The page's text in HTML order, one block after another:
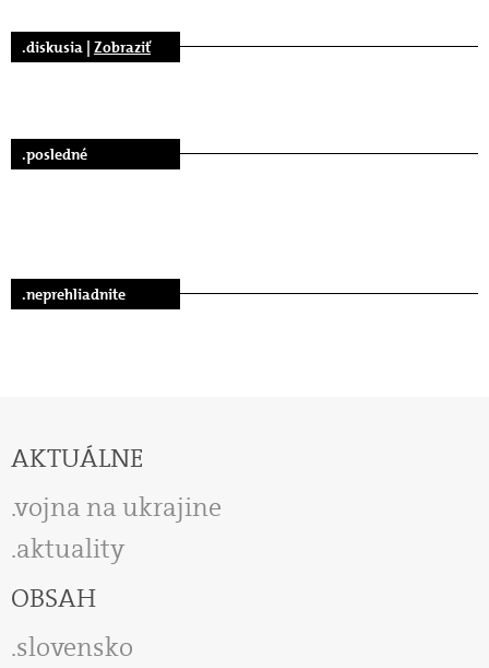
.diskusia | Zobraziť
.posledné
.neprehliadnite
AKTUÁLNE
vojna na ukrajine
aktuality
OBSAH
slovensko